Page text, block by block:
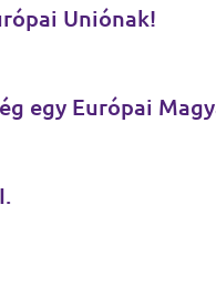
Uniónak!
egy Európai